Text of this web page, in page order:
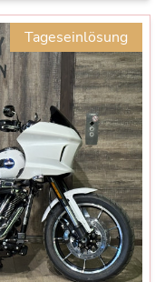
Tageseinlösung